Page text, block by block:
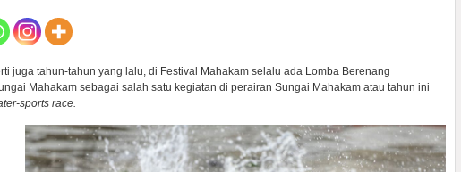
juga tahun-tahun yang lalu, di Festival Mahakam selalu ada Lomba Berenang
Mahakam sebagai salah satu kegiatan di perairan Sungai Mahakam atau tahun ini
sports race.